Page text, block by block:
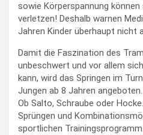
sowie Körperspannung können
verletzen! Deshalb warnen
Jahren Kinder überhaupt nicht
Damit die Faszination des
unbeschwert und vor allem
kann, wird das Springen im
Jungen ab 8 Jahren angeboten.
Ob Salto, Schraube oder
Sprüngen und
sportlichen